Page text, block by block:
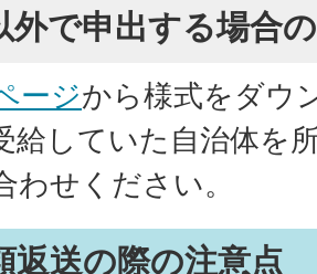
外で申出する場合
ージから様式をダウ
給していた自治体を
わせください。
返送の際の注意点